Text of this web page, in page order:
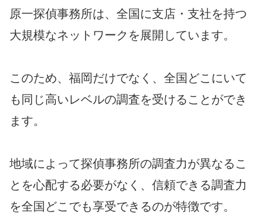
原一探偵事務所は、全国に支店・支社を持つ
大規模なネットワークを展開しています。
このため、福岡だけでなく、全国どこにいて
も同じ高いレベルの調査を受けることができ
ます。
地域によって探偵事務所の調査力が異なるこ
とを心配する必要がなく、信頼できる調査力
を全国どこでも享受できるのが特徴です。